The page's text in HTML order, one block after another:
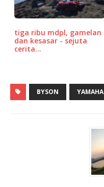
tiga ribu mdpl, gamelan
dan kesasar - sejuta
cerita…
BYSON YAMAHA